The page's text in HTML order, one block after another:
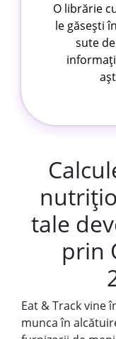
O librărie
le găsești
sute
tale
prin
Eat & Track vine
munca în